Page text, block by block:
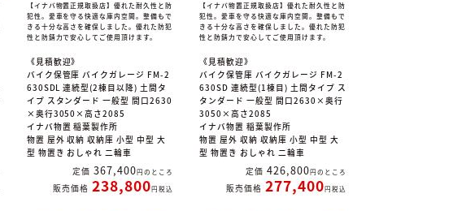
【イナバ物置正規取扱店】優れた耐久性と防
犯性。愛車を守る快適な庫内空間。整備もで
きる十分な高さを確保しました。優れた防犯
性と防錆力で安心してご使用頂けます。
《見積歓迎》
バイク保管庫 バイクガレージ FM-2
630SDL 連続型(2棟目以降) 土間タ
イプ スタンダード 一般型 間口2630
×奥行3050×高さ2085
イナバ物置 稲葉製作所
物置 屋外 収納 収納庫 小型 中型 大
型 物置き おしゃれ 二輪車
定価 367,400 のところ
販売価格 238,800 税込
【イナバ物置正規取扱店】優れた耐久性と防
犯性。愛車を守る快適な庫内空間。整備もで
きる十分な高さを確保しました。優れた防犯
性と防錆力で安心してご使用頂けます。
《見積歓迎》
バイク保管庫 バイクガレージ FM-2
630SD 連続型(1棟目) 土間タイプ ス
タンダード 一般型 間口2630×奥行
3050×高さ2085
イナバ物置 稲葉製作所
物置 屋外 収納 収納庫 小型 中型 大
型 物置き おしゃれ 二輪車
定価 426,800 のところ
販売価格 277,400 税込